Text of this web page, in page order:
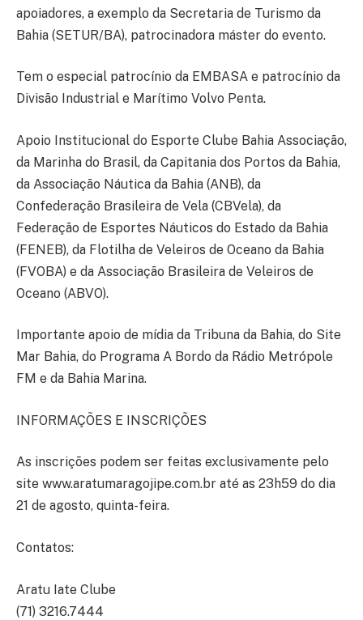
apoiadores, a exemplo da Secretaria de Turismo da
Bahia (SETUR/BA), patrocinadora máster do evento.
Tem o especial patrocínio da EMBASA e patrocínio da
Divisão Industrial e Marítimo Volvo Penta.
Apoio Institucional do Esporte Clube Bahia Associação,
da Marinha do Brasil, da Capitania dos Portos da Bahia,
da Associação Náutica da Bahia (ANB), da
Confederação Brasileira de Vela (CBVela), da
Federação de Esportes Náuticos do Estado da Bahia
(FENEB), da Flotilha de Veleiros de Oceano da Bahia
(FVOBA) e da Associação Brasileira de Veleiros de
Oceano (ABVO).
Importante apoio de mídia da Tribuna da Bahia, do Site
Mar Bahia, do Programa A Bordo da Rádio Metrópole
FM e da Bahia Marina.
INFORMAÇÕES E INSCRIÇÕES
As inscrições podem ser feitas exclusivamente pelo
site www.aratumaragojipe.com.br até as 23h59 do dia
21 de agosto, quinta-feira.
Contatos:
Aratu Iate Clube
(71) 3216.7444